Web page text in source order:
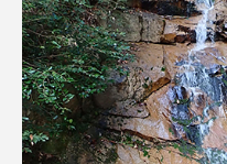
MOCOコレクション オ
Playground/校庭
ROKKO森の音ミュージア